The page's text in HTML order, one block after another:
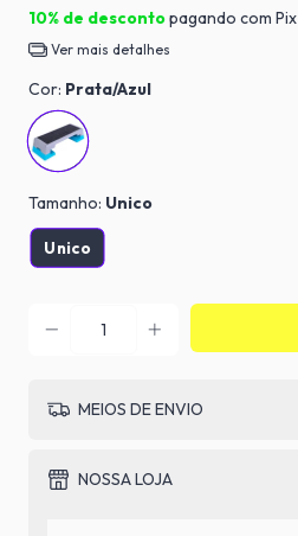
10% de descontopagando com Pix
Ver mais detalhes
Cor: Prata/Azul
Tamanho: Unico
Unico
MEIOS DE ENVIO
NOSSA LOJA